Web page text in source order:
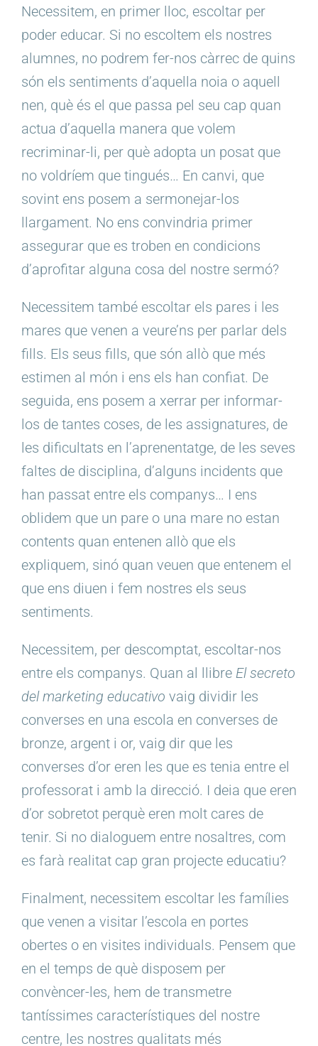
Necessitem, en primer lloc, escoltar per
poder educar. Si no escoltem els nostres
alumnes, no podrem fer-nos càrrec de quins
són els sentiments d’aquella noia o aquell
nen, què és el que passa pel seu cap quan
actua d’aquella manera que volem
recriminar-li, per què adopta un posat que
no voldríem que tingués… En canvi, que
sovint ens posem a sermonejar-los
llargament. No ens convindria primer
assegurar que es troben en condicions
d’aprofitar alguna cosa del nostre sermó?
Necessitem també escoltar els pares i les
mares que venen a veure’ns per parlar dels
fills. Els seus fills, que són allò que més
estimen al món i ens els han confiat. De
seguida, ens posem a xerrar per informar-
los de tantes coses, de les assignatures, de
les dificultats en l’aprenentatge, de les seves
faltes de disciplina, d’alguns incidents que
han passat entre els companys… I ens
oblidem que un pare o una mare no estan
contents quan entenen allò que els
expliquem, sinó quan veuen que entenem el
que ens diuen i fem nostres els seus
sentiments.
Necessitem, per descomptat, escoltar-nos
entre els companys. Quan al llibre El secreto
del marketing educativo vaig dividir les
converses en una escola en converses de
bronze, argent i or, vaig dir que les
converses d’or eren les que es tenia entre el
professorat i amb la direcció. I deia que eren
d’or sobretot perquè eren molt cares de
tenir. Si no dialoguem entre nosaltres, com
es farà realitat cap gran projecte educatiu?
Finalment, necessitem escoltar les famílies
que venen a visitar l’escola en portes
obertes o en visites individuals. Pensem que
en el temps de què disposem per
convèncer-les, hem de transmetre
tantíssimes característiques del nostre
centre, les nostres qualitats més